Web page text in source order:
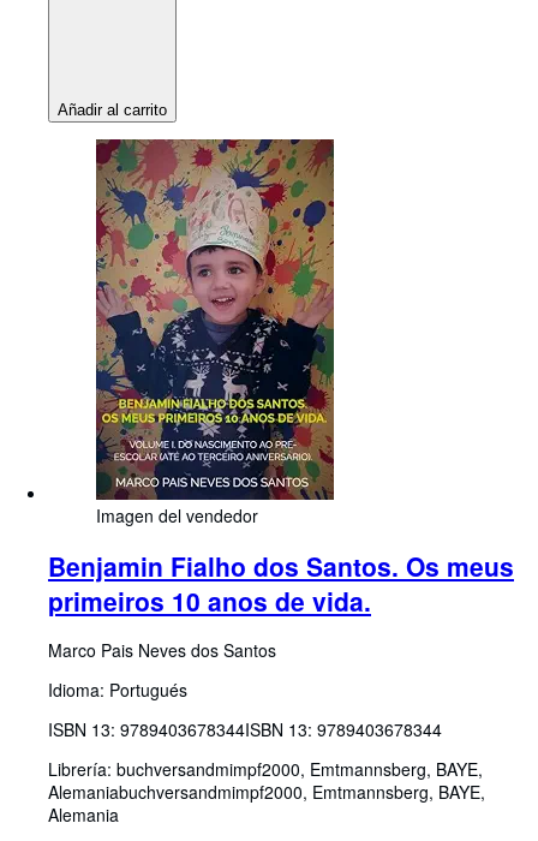
Añadir al carrito
Imagen del vendedor
Benjamin Fialho dos Santos. Os meus
primeiros 10 anos de vida.
Marco Pais Neves dos Santos
Idioma: Portugués
ISBN 13: 9789403678344ISBN 13: 9789403678344
Librería: buchversandmimpf2000, Emtmannsberg, BAYE,
Alemaniabuchversandmimpf2000, Emtmannsberg, BAYE,
Alemania